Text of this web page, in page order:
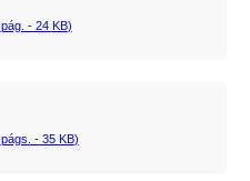
pág. - 24 KB)
págs. - 35 KB)